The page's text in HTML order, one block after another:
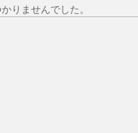
りませんでした。